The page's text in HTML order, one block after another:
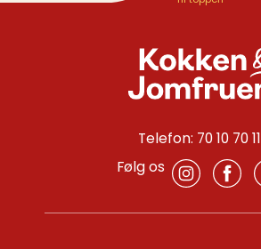
Telefon: 70 10 70 11
Følg os